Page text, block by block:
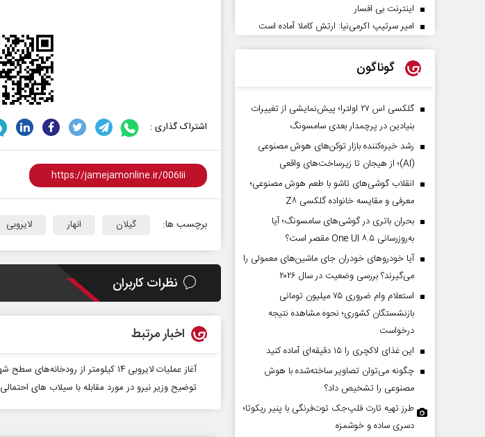
اشتراک گذاری :
برچسب ها: گیلان انهار لایروبی
نظرات کاربران
اخبار مرتبط
آغاز عملیات لایروبی ۱۴ کیلومتر از رودخانه‌های سطح شهر
توضیح وزیر نیرو در مورد مقابله با سیلاب های احتمالی
اینترنت بی افسار
امیر سرتیپ اکرمی‌نیا: ارتش کاملا آماده است
گوناگون
گلکسی اس ۲۷ اولترا؛ پیش‌نمایشی از تغییرات
بنیادین در پرچمدار بعدی سامسونگ
رشد خیره‌کننده بازار توکن‌های هوش مصنوعی
(AI)؛ از هیجان تا زیرساخت‌های واقعی
انقلاب گوشی‌های تاشو‌ با طعم هوش مصنوعی؛
معرفی و مقایسه خانواده گلکسی Z۸
بحران باتری در گوشی‌های سامسونگ؛ آیا
به‌روزرسانی One UI ۸.۵ مقصر است؟
آیا خودروهای خودران جای ماشین‌های معمولی را
می‌گیرند؟ بررسی وضعیت در سال ۲۰۲۶
استعلام وام ضروری ۷۵ میلیون تومانی
بازنشستگان کشوری؛ نحوه مشاهده نتیجه
درخواست
این غذای لاکچری را ۱۵ دقیقه‌ای آماده کنید
چگونه می‌توان تصاویر ساخته‌شده با هوش
مصنوعی را تشخیص داد؟
طرز تهیه تارت فلپ‌جک توت‌فرنگی با پنیر ریکوتا؛
دسری ساده و خوشمزه